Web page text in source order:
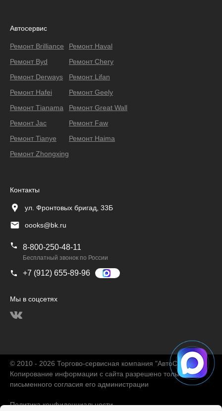
Автосервис
Ремонт Brilliance
Ремонт Byd
Ремонт Derways
Ремонт Hafei
Ремонт Тianama
Ремонт Jac
Ремонт Tianye
Ремонт Zhongxing
Ремонт Haval
Ремонт Chery
Ремонт Lifan
Ремонт Geely
Ремонт Great Wall
Ремонт Faw
Ремонт Haima
Контакты
ул. Фронтовых бригад, 33Б
oooks@bk.ru
8-800-250-48-11
Бесплатный звонок по России
+7 (912) 655-89-96
Мы в соцсетях
© 2010 - 2026 Торгово-сервисная компания "АвтоChina"
Копирование информации с сайта разрешено только с
письменного согласия его администрации
Политика конфиденциальности